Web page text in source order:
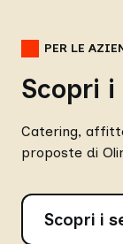
PER LE
Scopri
Catering,
proposte di
Scopri i